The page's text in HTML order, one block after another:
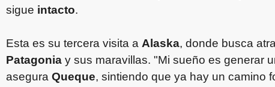
sigue intacto.
Esta es su tercera visita a Alaska, donde busca
Patagonia y sus maravillas. "Mi sueño es generar
asegura Queque, sintiendo que ya hay un camino